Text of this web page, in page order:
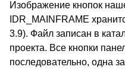
Изображение кнопок
IDR_MAINFRAME
3.9). Файл записан в
проекта. Все кнопки
последовательно, одна